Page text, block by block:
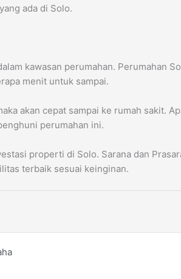
ada di Solo.
kawasan perumahan. Perumahan
menit untuk sampai.
akan cepat sampai ke rumah sakit.
perumahan ini.
properti di Solo. Sarana dan
terbaik sesuai keinginan.